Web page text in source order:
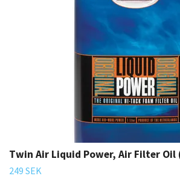
Twin Air Liquid Power, Air Filter
249 SEK